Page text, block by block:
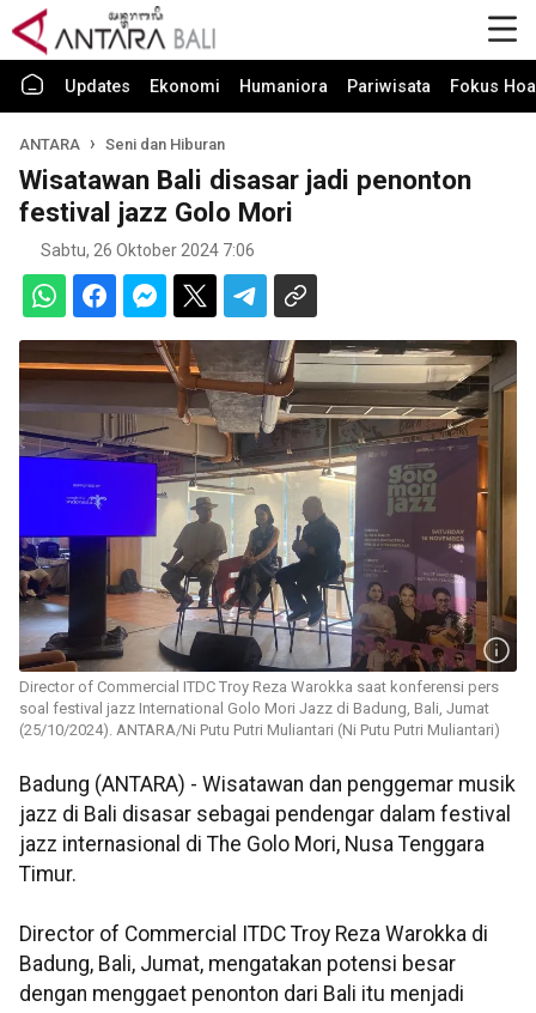
Updates Ekonomi Humaniora Pariwisata Fokus
ANTARA Seni dan Hiburan
Wisatawan Bali disasar jadi penonton
festival jazz Golo Mori
Sabtu, 26 Oktober 2024 7:06
Director of Commercial ITDC Troy Reza Warokka saat konferensi pers
soal festival jazz International Golo Mori Jazz di Badung, Bali, Jumat
(25/10/2024). ANTARA/Ni Putu Putri Muliantari (Ni Putu Putri Muliantari)
Badung (ANTARA) - Wisatawan dan penggemar musik
jazz di Bali disasar sebagai pendengar dalam festival
jazz internasional di The Golo Mori, Nusa Tenggara
Timur.
Director of Commercial ITDC Troy Reza Warokka di
Badung, Bali, Jumat, mengatakan potensi besar
dengan menggaet penonton dari Bali itu menjadi